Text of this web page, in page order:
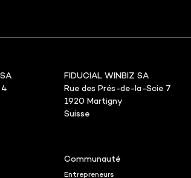
4
FIDUCIAL WINBIZ SA
Rue des Prés-de-la-Scie 7
1920 Martigny
Suisse
Communauté
Entrepreneurs